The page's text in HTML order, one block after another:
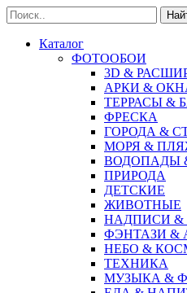
Каталог
ФОТООБОИ
3D &
АРКИ &
ТЕРРАСЫ &
ФРЕСКА
ГОРОДА &
МОРЯ &
ВОДОПАДЫ
ПРИРОДА
ДЕТСКИЕ
ЖИВОТНЫЕ
НАДПИСИ &
ФЭНТАЗИ &
НЕБО &
ТЕХНИКА
МУЗЫКА &